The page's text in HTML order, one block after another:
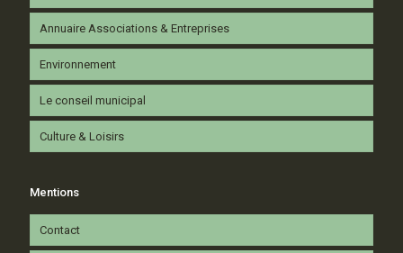
Annuaire Associations & Entreprises
Environnement
Le conseil municipal
Culture & Loisirs
Mentions
Contact